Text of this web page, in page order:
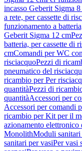
incasso Geberit Sigma
a rete, per cassette di
funzionamento a
Geberit Sigma 12 cm
batteria, per cassette di
cmComandi per WC
risciacquoPezzi di
pneumatico del
ricambio per Per
quantitàPezzi di
quantitàAccessori per
Accessori per comandi
ricambio per Kit per il
azionamento elettronico
MonolithModuli sanitari
sanitari per vasiPer vasi